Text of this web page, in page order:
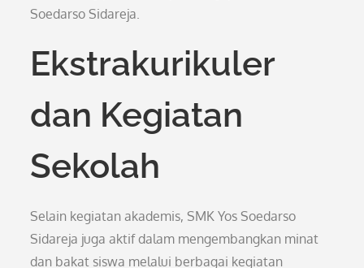
Soedarso Sidareja.
Ekstrakurikuler
dan Kegiatan
Sekolah
Selain kegiatan akademis, SMK Yos Soedarso
Sidareja juga aktif dalam mengembangkan minat
dan bakat siswa melalui berbagai kegiatan